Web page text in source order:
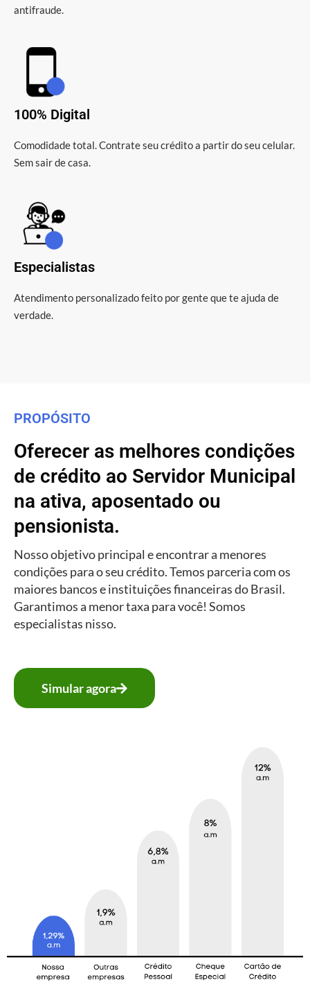
antifraude.
100% Digital
Comodidade total. Contrate seu crédito a partir do seu celular.
Sem sair de casa.
Especialistas
Atendimento personalizado feito por gente que te ajuda de
verdade.
PROPÓSITO
Oferecer as melhores condições
de crédito ao Servidor Municipal
na ativa, aposentado ou
pensionista.
Nosso objetivo principal e encontrar a menores
condições para o seu crédito. Temos parceria com os
maiores bancos e instituições financeiras do Brasil.
Garantimos a menor taxa para você! Somos
especialistas nisso.
Simular agora